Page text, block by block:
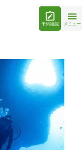
予約確認 メニュー